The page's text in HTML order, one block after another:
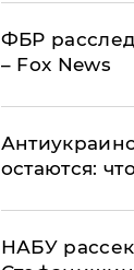
ФБР
– Fox News
остаются:
НАБУ